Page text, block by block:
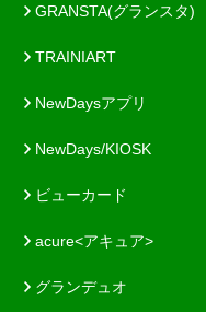
GRANSTA(グランスタ)
TRAINIART
NewDaysアプリ
NewDays/KIOSK
ビューカード
acure<アキュア>
グランデュオ